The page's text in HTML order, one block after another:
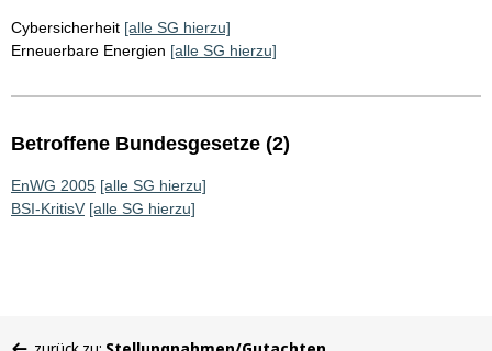
Cybersicherheit [alle SG hierzu]
Erneuerbare Energien [alle SG hierzu]
Betroffene Bundesgesetze (2)
EnWG 2005 [alle SG hierzu]
BSI-KritisV [alle SG hierzu]